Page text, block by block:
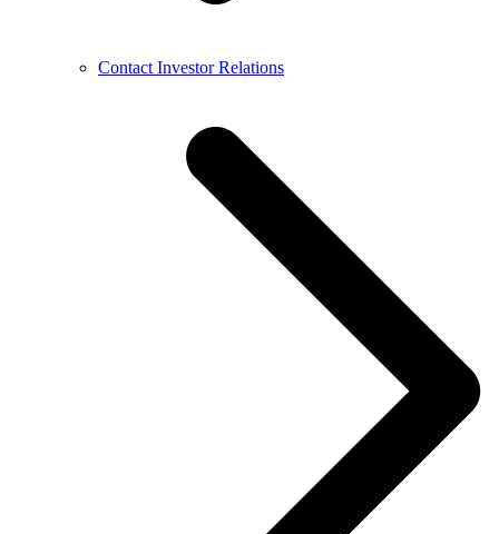
Contact Investor Relations